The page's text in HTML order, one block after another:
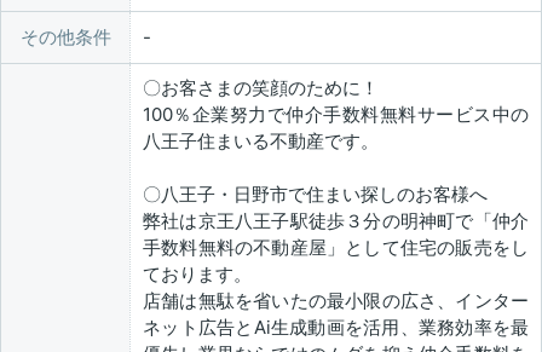
その他条件
〇お客さまの笑顔のために！
100％企業努力で仲介手数料無料サービス中の
八王子住まいる不動産です。
〇八王子・日野市で住まい探しのお客様へ
弊社は京王八王子駅徒歩３分の明神町で「仲介
手数料無料の不動産屋」として住宅の販売をし
ております。
店舗は無駄を省いたの最小限の広さ、インター
ネット広告とAi生成動画を活用、業務効率を最